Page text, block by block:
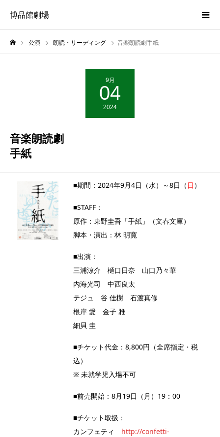
博品館劇場
公演 朗読・リーディング 音楽朗読劇手紙
9月
04
2024
音楽朗読劇
手紙
■期間：2024年9月4日（水）～8日（ 日 ）
■STAFF：
原作：東野圭吾「手紙」（文春文庫）
脚本・演出：林 明寛
■出演：
三浦涼介 樋口日奈 山口乃々華
内海光司 中西良太
テジュ 谷 佳樹 石渡真修
根岸 愛 金子 雅
細貝 圭
■チケット代金：8,800円（全席指定・税
込）
※ 未就学児入場不可
■前売開始：8月19日（月）19：00
■チケット取扱：
カンフェティ http://confetti-